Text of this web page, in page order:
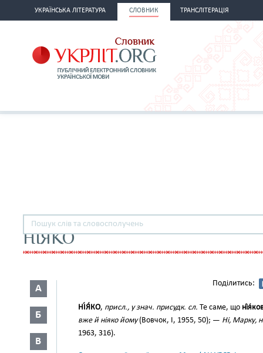
УКРАЇНСЬКА ЛІТЕРАТУРА СЛОВНИК ТРАНСЛІТЕРАЦІЯ
НІЯКО
А
Б
В
Поділитись:
НІ́Я́КО, присл., у знач. присудк. сл. Те саме, що
вже й ніяко йому(Вовчок, І, 1955, 50); — Ні, Марку,
1963, 316).